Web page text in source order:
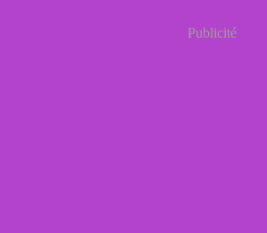
Publicité